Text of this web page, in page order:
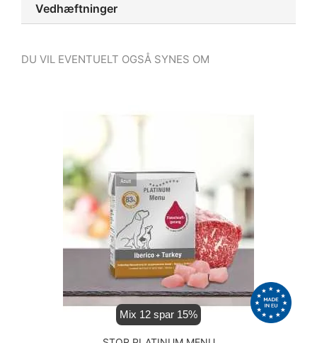
Vedhæftninger
DU VIL EVENTUELT OGSÅ SYNES OM
Mix 12 spar 15%